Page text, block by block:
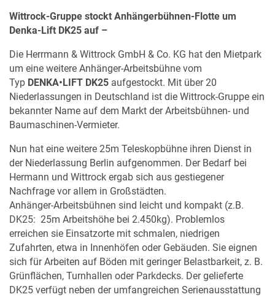
MERKLISTE
Wittrock-Gruppe stockt Anhängerbühnen-Flotte um
Denka-Lift DK25 auf –
Die Herrmann & Wittrock GmbH & Co. KG hat den Mietpark
um eine weitere Anhänger-Arbeitsbühne vom
Typ DENKA•LIFT DK25 aufgestockt. Mit über 20
Niederlassungen in Deutschland ist die Wittrock-Gruppe ein
bekannter Name auf dem Markt der Arbeitsbühnen- und
Baumaschinen-Vermieter.
Nun hat eine weitere 25m Teleskopbühne ihren Dienst in
der Niederlassung Berlin aufgenommen. Der Bedarf bei
Hermann und Wittrock ergab sich aus gestiegener
Nachfrage vor allem in Großstädten.
Anhänger-Arbeitsbühnen sind leicht und kompakt (z.B.
DK25: 25m Arbeitshöhe bei 2.450kg). Problemlos
erreichen sie Einsatzorte mit schmalen, niedrigen
Zufahrten, etwa in Innenhöfen oder Gebäuden. Sie eignen
sich für Arbeiten auf Böden mit geringer Belastbarkeit, z. B.
Grünflächen, Turnhallen oder Parkdecks. Der gelieferte
DK25 verfügt neben der umfangreichen Serienausstattung